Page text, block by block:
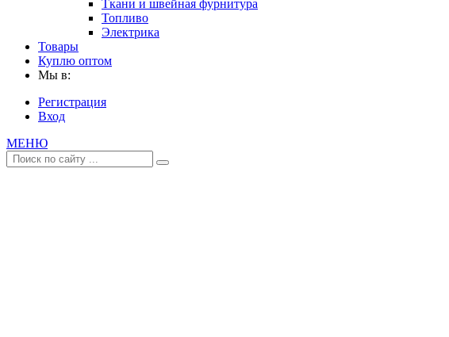
Ткани и швейная фурнитура
Топливо
Электрика
Товары
Куплю оптом
Мы в:
Регистрация
Вход
МЕНЮ